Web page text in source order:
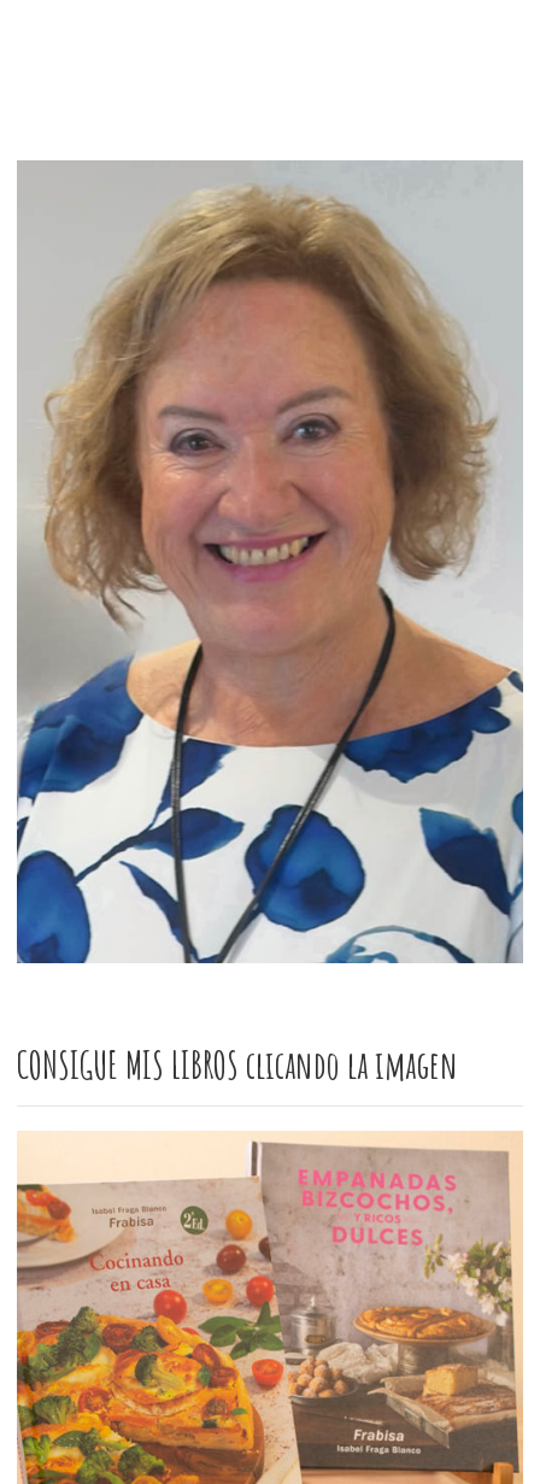
CONSIGUE MIS LIBROS clicando la imagen